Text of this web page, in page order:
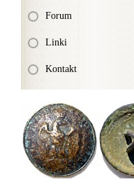
Forum
Linki
Kontakt